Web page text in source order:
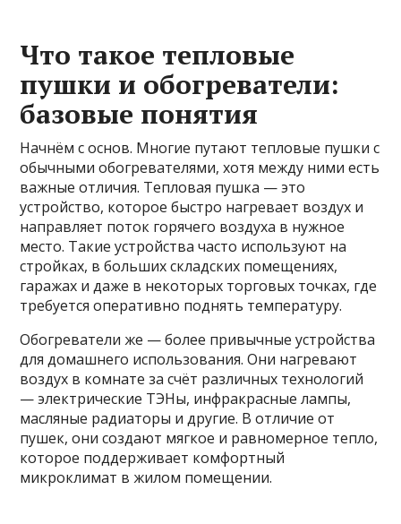
Что такое тепловые
пушки и обогреватели:
базовые понятия
Начнём с основ. Многие путают тепловые пушки с
обычными обогревателями, хотя между ними есть
важные отличия. Тепловая пушка — это
устройство, которое быстро нагревает воздух и
направляет поток горячего воздуха в нужное
место. Такие устройства часто используют на
стройках, в больших складских помещениях,
гаражах и даже в некоторых торговых точках, где
требуется оперативно поднять температуру.
Обогреватели же — более привычные устройства
для домашнего использования. Они нагревают
воздух в комнате за счёт различных технологий
— электрические ТЭНы, инфракрасные лампы,
масляные радиаторы и другие. В отличие от
пушек, они создают мягкое и равномерное тепло,
которое поддерживает комфортный
микроклимат в жилом помещении.